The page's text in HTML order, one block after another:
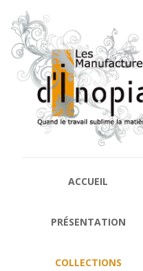
ACCUEIL
PRÉSENTATION
COLLECTIONS